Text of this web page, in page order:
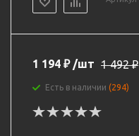
1 194 ₽ /шт 1 492₽
Есть в наличии (294)